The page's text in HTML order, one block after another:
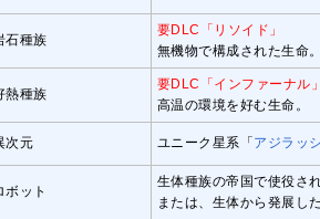
石種族
要DLC「リソイド」
無機物で構成された生命。
熱種族
要DLC「インファーナル」
高温の環境を好む生命。
次元 ユニーク星系「アジラッ
ボット
生体種族の帝国で使役さ
または、生体から発展し